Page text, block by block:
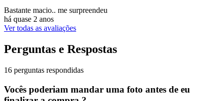
Bastante macio.. me surpreendeu
há quase 2 anos
Ver todas as avaliações
Perguntas e Respostas
16 perguntas respondidas
Vocês poderiam mandar uma foto antes de eu